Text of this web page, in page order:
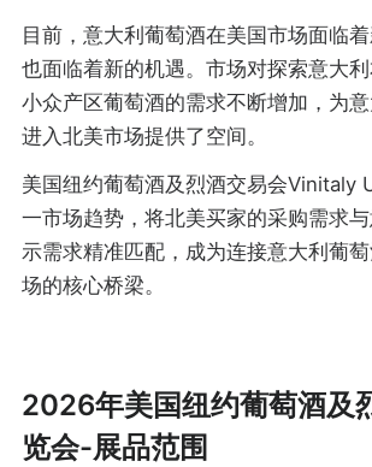
目前，意大利葡萄酒在美国市场面临着
也面临着新的机遇。市场对探索意大
小众产区葡萄酒的需求不断增加，为
进入北美市场提供了空间。
美国纽约葡萄酒及烈酒交易会Vinitaly
一市场趋势，将北美买家的采购需求
示需求精准匹配，成为连接意大利葡
场的核心桥梁。
2026年美国纽约葡萄酒及
览会-展品范围